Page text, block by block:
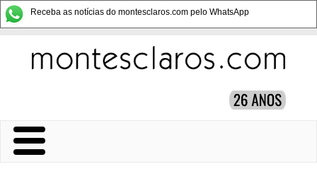
Receba as notícias do montesclaros.com pelo WhatsApp